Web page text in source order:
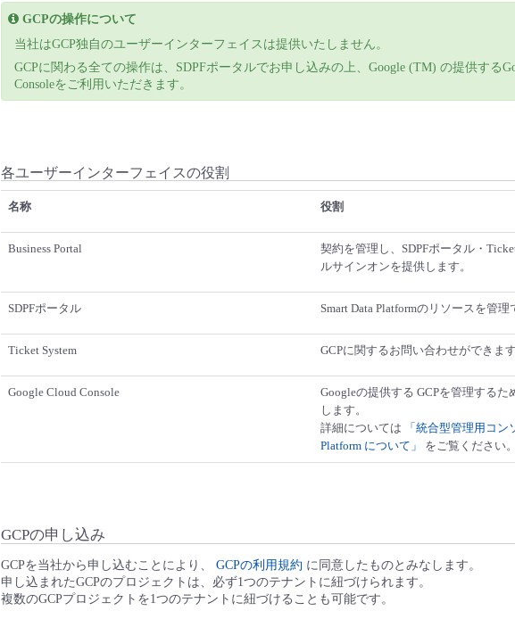
GCPの操作について
当社はGCP独自のユーザーインターフェイスは提供いたしません。
GCPに関わる全ての操作は、SDPFポータルでお申し込みの上、Google (TM) の提供する
Consoleをご利用いただきます。
各ユーザーインターフェイスの役割
名称 役割
Business Portal
契約を管理し、SDPFポータル・
ルサインオンを提供します。
SDPFポータル Smart Data Platformのリソースを管理
Ticket System GCPに関するお問い合わせができます
Google Cloud Console
Googleの提供する GCPを管理するた
します。
詳細については
「統合型管理用コン
Platform について」
をご覧ください。
GCPの申し込み
GCPを当社から申し込むことにより、 GCPの利用規約 に同意したものとみなします。
申し込まれたGCPのプロジェクトは、必ず1つのテナントに紐づけられます。
複数のGCPプロジェクトを1つのテナントに紐づけることも可能です。